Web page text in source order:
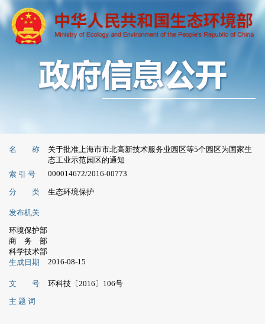
名 称
关于批准上海市市北高新技术服务业园区等5个园区为国家生
态工业示范园区的通知
索 引 号
000014672/2016-00773
分 类 生态环境保护
发布机关
环境保护部
商 务 部
科学技术部
生成日期
2016-08-15
文 号
环科技〔2016〕106号
主 题 词